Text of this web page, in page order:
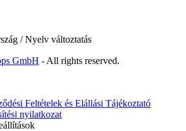
/ Nyelv változtatás
GmbH - All rights reserved.
Feltételek és Elállási Tájékoztató
nyilatkozat